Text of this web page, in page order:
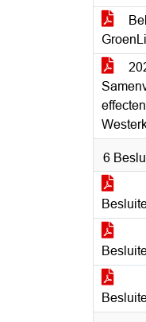
6